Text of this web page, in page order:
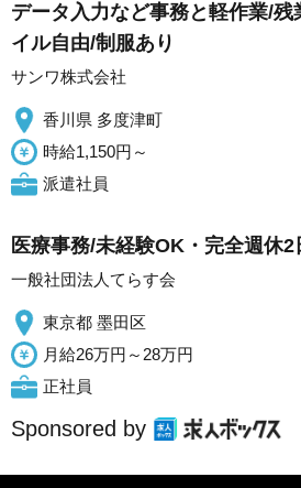
データ入力など事務と軽作業/残
イル自由/制服あり
サンワ株式会社
香川県 多度津町
時給1,150円～
派遣社員
医療事務/未経験OK・完全週休2
一般社団法人てらす会
東京都 墨田区
月給26万円～28万円
正社員
Sponsored by